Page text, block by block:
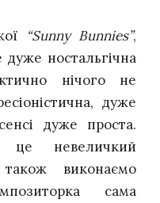
“Sunny Bunnies”,
ностальгічна
нічого не
дуже
дуже проста.
невеличкий
виконаємо
сама